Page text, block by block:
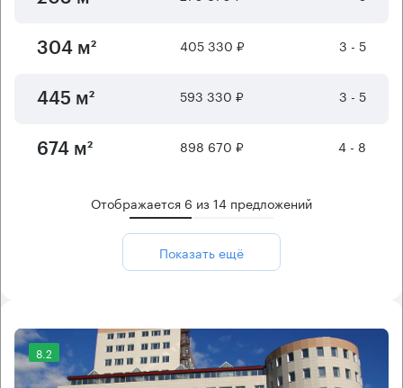
304 м² 405 330 ₽ 3 - 5
445 м² 593 330 ₽ 3 - 5
674 м² 898 670 ₽ 4 - 8
Отображается 6 из14 предложений
Показать ещё
8.2